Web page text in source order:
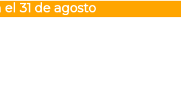
31 de agosto